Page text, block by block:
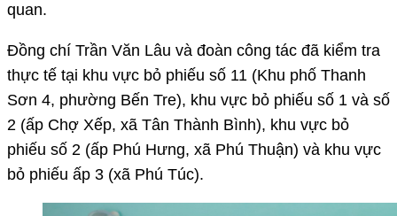
quan.
Đồng chí Trần Văn Lâu và đoàn công tác đã kiểm tra
thực tế tại khu vực bỏ phiếu số 11 (Khu phố Thanh
Sơn 4, phường Bến Tre), khu vực bỏ phiếu số 1 và số
2 (ấp Chợ Xếp, xã Tân Thành Bình), khu vực bỏ
phiếu số 2 (ấp Phú Hưng, xã Phú Thuận) và khu vực
bỏ phiếu ấp 3 (xã Phú Túc).